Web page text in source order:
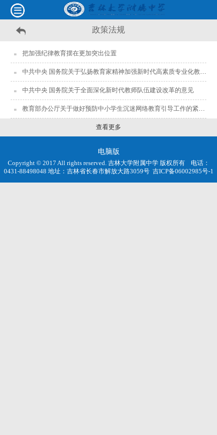
政策法规
把加强纪律教育摆在更加突出位置
中共中央 国务院关于弘扬教育家精神加强新时代高素质专业化教师队伍建设的意见
中共中央 国务院关于全面深化新时代教师队伍建设改革的意见
教育部办公厅关于做好预防中小学生沉迷网络教育引导工作的紧急通知
查看更多
电脑版
Copyright © 2017 All rights reserved. 吉林大学附属中学 版权所有 电话：
0431-88498048 地址：吉林省长春市解放大路3059号 吉ICP备06002985号-1